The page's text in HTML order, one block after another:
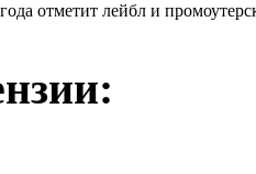
отметит лейбл и